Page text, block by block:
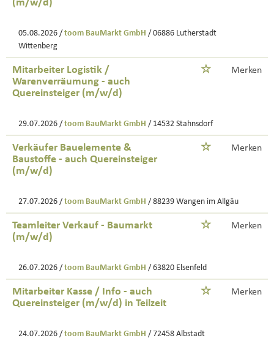
(m/w/d)
05.08.2026 / toom BauMarkt GmbH / 06886 Lutherstadt
Wittenberg
Mitarbeiter Logistik /
Warenverräumung - auch
Quereinsteiger (m/w/d)
Merken
29.07.2026 / toom BauMarkt GmbH / 14532 Stahnsdorf
Verkäufer Bauelemente &
Baustoffe - auch Quereinsteiger
(m/w/d)
Merken
27.07.2026 / toom BauMarkt GmbH / 88239 Wangen im Allgäu
Teamleiter Verkauf - Baumarkt
(m/w/d)
Merken
26.07.2026 / toom BauMarkt GmbH / 63820 Elsenfeld
Mitarbeiter Kasse / Info - auch
Quereinsteiger (m/w/d) in Teilzeit
Merken
24.07.2026 / toom BauMarkt GmbH / 72458 Albstadt